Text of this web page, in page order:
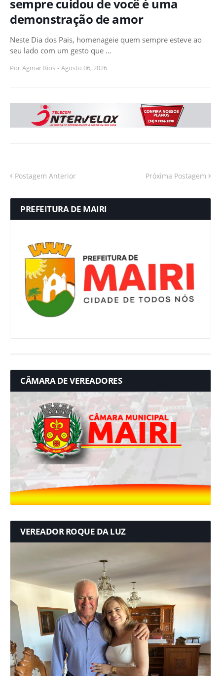
sempre cuidou de você é uma
demonstração de amor
Neste Dia dos Pais, homenageie quem sempre esteve ao
seu lado com um gesto que …
Por Agmar Rios - Agosto 06, 2026
Postagem Anterior Próxima Postagem
PREFEITURA DE MAIRI
CÂMARA DE VEREADORES
VEREADOR ROQUE DA LUZ